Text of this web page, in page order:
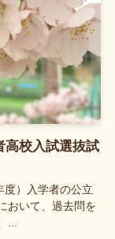
高校入試選抜試
）入学者の公立
おいて、過去問を
...